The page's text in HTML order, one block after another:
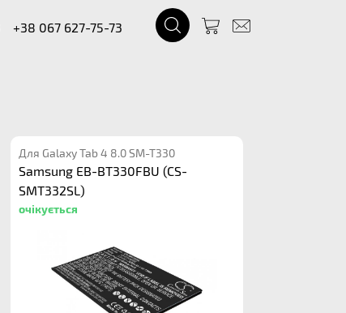
+38 067 627-75-73
Для Galaxy Tab 4 8.0 SM-T330
Samsung EB-BT330FBU (CS-
SMT332SL)
очікується